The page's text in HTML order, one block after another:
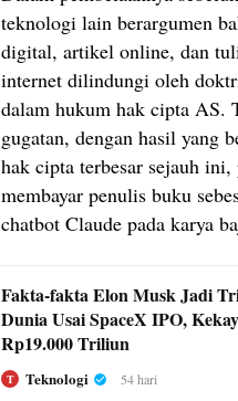
teknologi lain berargumen
digital, artikel online, dan
internet dilindungi oleh
dalam hukum hak cipta AS.
gugatan, dengan hasil yang
hak cipta terbesar sejauh
membayar penulis buku
chatbot Claude pada karya
Fakta-fakta Elon Musk Jadi
Dunia Usai SpaceX IPO,
Rp19.000 Triliun
T Teknologi 54 hari